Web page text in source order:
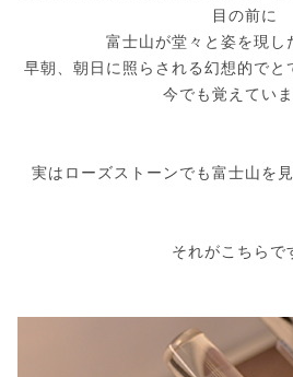
目の前に
富士山が堂々と姿を現し
早朝、朝日に照らされる幻想的でと
今でも覚えていま
実はローズストーンでも富士山を
それがこちらで